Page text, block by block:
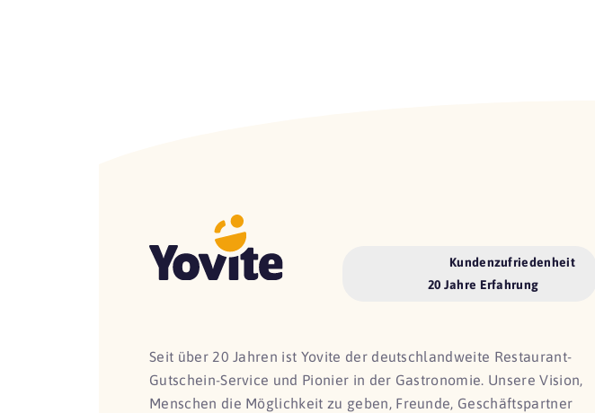
Kundenzufriedenheit
20 Jahre Erfahrung
Seit über 20 Jahren ist Yovite der deutschlandweite Restaurant-
Gutschein-Service und Pionier in der Gastronomie. Unsere Vision,
Menschen die Möglichkeit zu geben, Freunde, Geschäftspartner